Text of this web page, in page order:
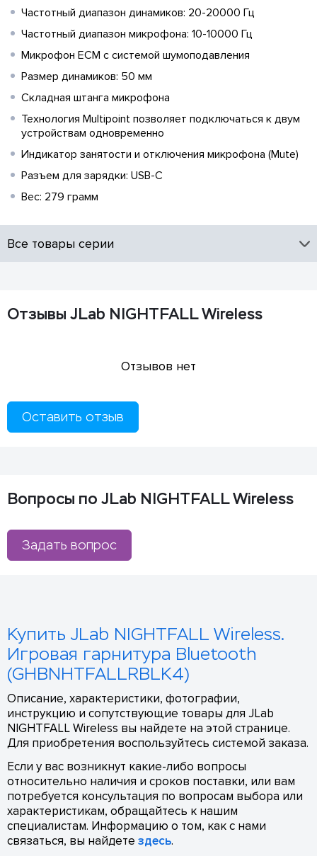
Частотный диапазон динамиков: 20-20000 Гц
Частотный диапазон микрофона: 10-10000 Гц
Микрофон ECM с системой шумоподавления
Размер динамиков: 50 мм
Складная штанга микрофона
Технология Multipoint позволяет подключаться к двум
устройствам одновременно
Индикатор занятости и отключения микрофона (Mute)
Разъем для зарядки: USB-C
Вес: 279 грамм
Все товары серии
Отзывы JLab NIGHTFALL Wireless
Отзывов нет
Оставить отзыв
Вопросы по JLab NIGHTFALL Wireless
Задать вопрос
Купить JLab NIGHTFALL Wireless.
Игровая гарнитура Bluetooth
(GHBNHTFALLRBLK4)
Описание, характеристики, фотографии,
инструкцию и сопутствующие товары для JLab
NIGHTFALL Wireless вы найдете на этой странице.
Для приобретения воспользуйтесь системой заказа.
Если у вас возникнут какие-либо вопросы
относительно наличия и сроков поставки, или вам
потребуется консультация по вопросам выбора или
характеристикам, обращайтесь к нашим
специалистам. Информацию о том, как с нами
связаться, вы найдете здесь.